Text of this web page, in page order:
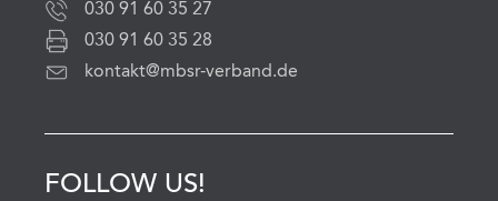
030 91 60 35 27
030 91 60 35 28
kontakt@mbsr-verband.de
FOLLOW US!